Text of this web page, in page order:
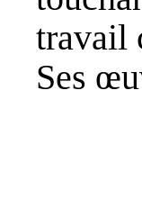
travail
Ses